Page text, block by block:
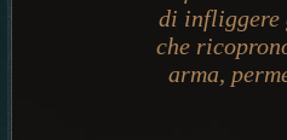
di
che
arma,